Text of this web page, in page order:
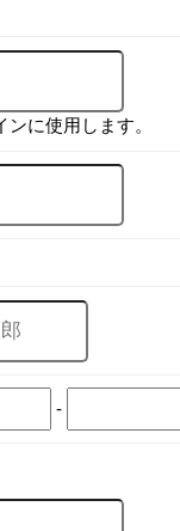
に使用します。
-